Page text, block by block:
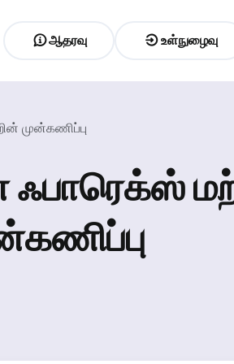
ஆதரவு உள்நுழைவு
முன்கணிப்பு